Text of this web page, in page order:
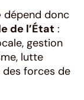
dépend donc
de l’État :
gestion
lutte
forces de